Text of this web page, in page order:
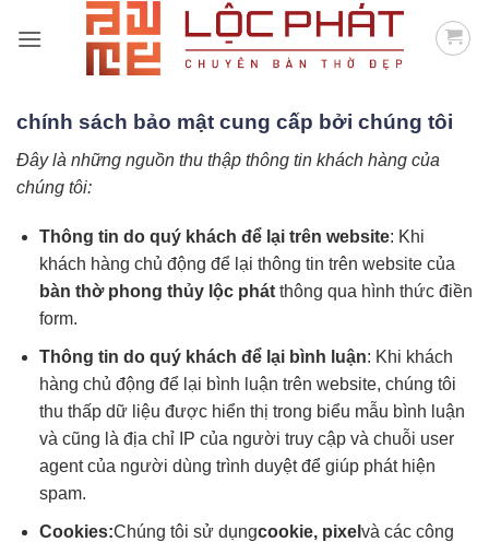
qua
chính sách bảo mật cung cấp bởi chúng tôi
Đây là những nguồn thu thập thông tin khách hàng của
chúng tôi:
Thông tin do quý khách để lại trên website: Khi
khách hàng chủ động để lại thông tin trên website của
bàn thờ phong thủy lộc phátthông qua hình thức điền
form.
Thông tin do quý khách để lại bình luận: Khi khách
hàng chủ động để lại bình luận trên website, chúng tôi
thu thấp dữ liệu được hiển thị trong biểu mẫu bình luận
và cũng là địa chỉ IP của người truy cập và chuỗi user
agent của người dùng trình duyệt để giúp phát hiện
spam.
Cookies:Chúng tôi sử dụngcookie, pixel và các công